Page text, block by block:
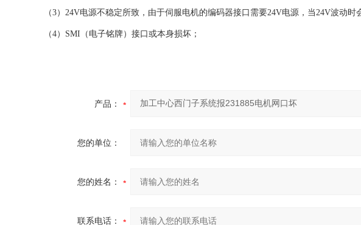
（3）24V电源不稳定所致，由于伺服电机的编码器接口需要24V电源，当24V波动
（4）SMI（电子铭牌）接口或本身损坏；
产品：
您的单位：
您的姓名：
联系电话：